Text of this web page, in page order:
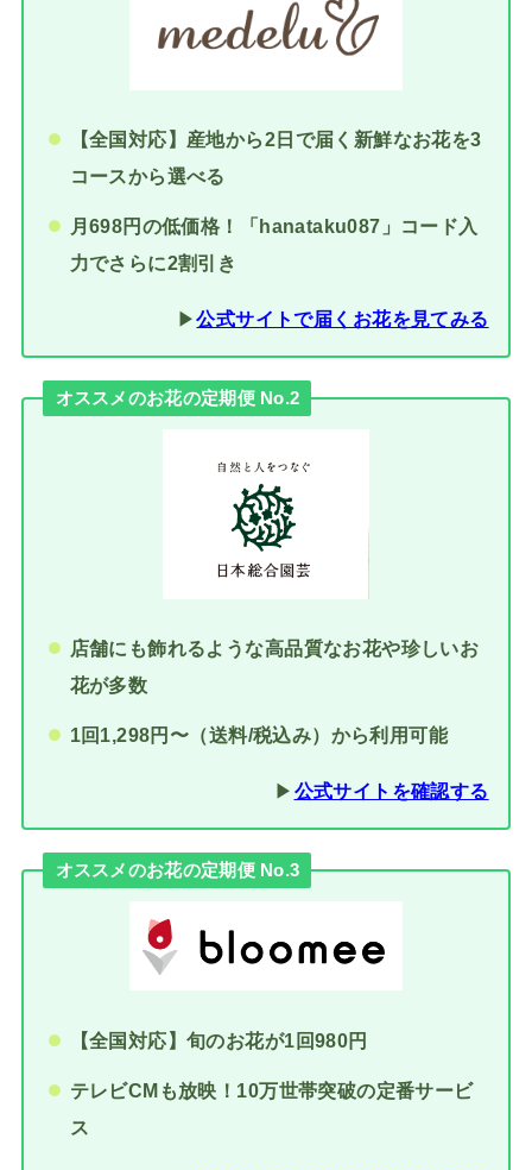
【全国対応】産地から2日で届く新鮮なお花を3
コースから選べる
月698円の低価格！「hanataku087」コード入
力でさらに2割引き
▶︎公式サイトで届くお花を見てみる
オススメのお花の定期便 No.2
店舗にも飾れるような高品質なお花や珍しいお
花が多数
1回1,298円〜（送料/税込み）から利用可能
▶︎ 公式サイトを確認する
オススメのお花の定期便 No.3
【全国対応】旬のお花が1回980円
テレビCMも放映！10万世帯突破の定番サービ
ス